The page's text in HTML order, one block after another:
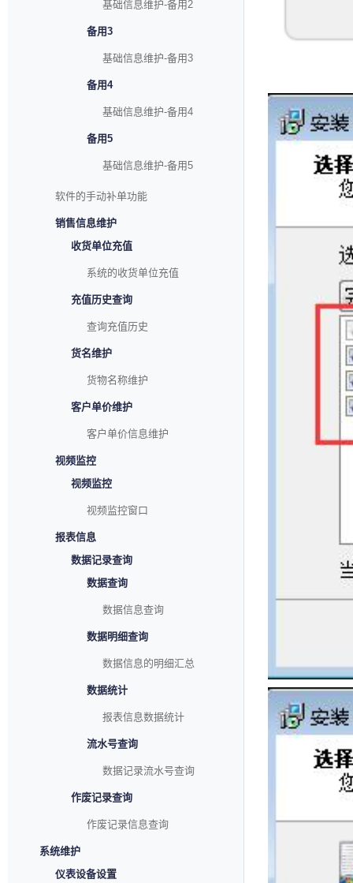
基础信息维护-备用2
备用3
基础信息维护-备用3
备用4
基础信息维护-备用4
备用5
基础信息维护-备用5
软件的手动补单功能
销售信息维护
收货单位充值
系统的收货单位充值
充值历史查询
查询充值历史
货名维护
货物名称维护
客户单价维护
客户单价信息维护
视频监控
视频监控
视频监控窗口
报表信息
数据记录查询
数据查询
数据信息查询
数据明细查询
数据信息的明细汇总
数据统计
报表信息数据统计
流水号查询
数据记录流水号查询
作废记录查询
作废记录信息查询
系统维护
仪表设备设置